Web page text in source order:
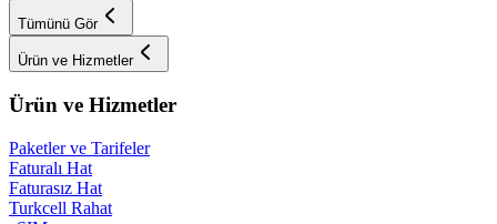
Tümünü Gör
Ürün ve Hizmetler
Ürün ve Hizmetler
Paketler ve Tarifeler
Faturalı Hat
Faturasız Hat
Turkcell Rahat